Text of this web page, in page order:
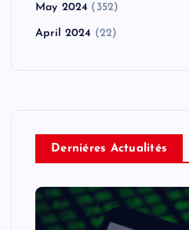
May 2024 (352)
April 2024 (22)
Derniéres Actualités